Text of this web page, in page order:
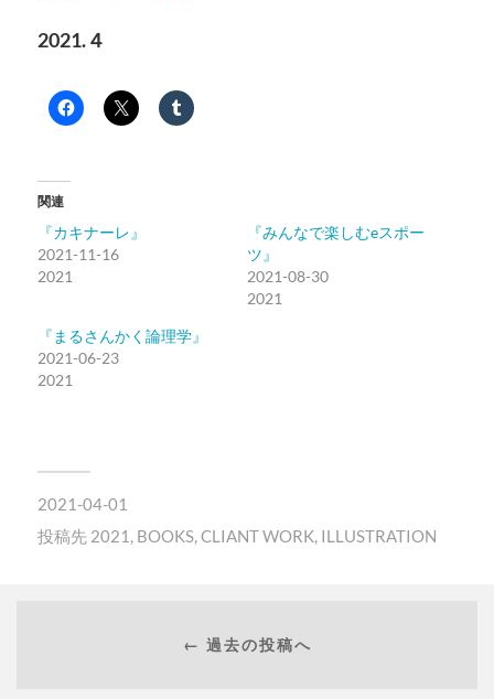
2021.４
関連
『カキナーレ』
2021-11-16
2021
『みんなで楽しむeスポー
ツ』
2021-08-30
2021
『まるさんかく論理学』
2021-06-23
2021
2021-04-01
投稿先 2021 , BOOKS,CLIANT WORK, ILLUSTRATION
← 過去の投稿へ